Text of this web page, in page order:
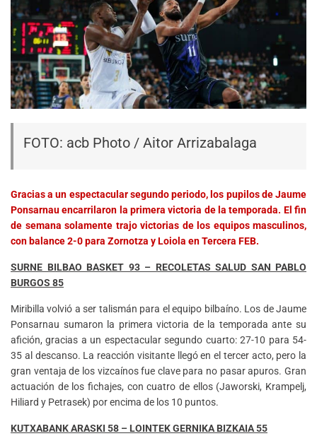
FOTO: acb Photo / Aitor Arrizabalaga
Gracias a un espectacular segundo periodo, los pupilos de Jaume
Ponsarnau encarrilaron la primera victoria de la temporada. El fin
de semana solamente trajo victorias de los equipos masculinos,
con balance 2-0 para Zornotza y Loiola en Tercera FEB.
SURNE BILBAO BASKET 93 – RECOLETAS SALUD SAN PABLO
BURGOS 85
Miribilla volvió a ser talismán para el equipo bilbaíno. Los de Jaume
Ponsarnau sumaron la primera victoria de la temporada ante su
afición, gracias a un espectacular segundo cuarto: 27-10 para 54-
35 al descanso. La reacción visitante llegó en el tercer acto, pero la
gran ventaja de los vizcaínos fue clave para no pasar apuros. Gran
actuación de los fichajes, con cuatro de ellos (Jaworski, Krampelj,
Hiliard y Petrasek) por encima de los 10 puntos.
KUTXABANK ARASKI 58 – LOINTEK GERNIKA BIZKAIA 55